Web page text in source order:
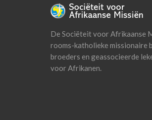
De Sociëteit voor Afrikaanse
rooms-katholieke missionaire
broeders en geassocieerde
voor Afrikanen.